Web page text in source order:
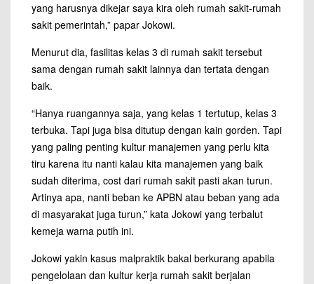
yang harusnya dikejar saya kira oleh rumah sakit-rumah
sakit pemerintah,” papar Jokowi.
Menurut dia, fasilitas kelas 3 di rumah sakit tersebut
sama dengan rumah sakit lainnya dan tertata dengan
baik.
“Hanya ruangannya saja, yang kelas 1 tertutup, kelas 3
terbuka. Tapi juga bisa ditutup dengan kain gorden. Tapi
yang paling penting kultur manajemen yang perlu kita
tiru karena itu nanti kalau kita manajemen yang baik
sudah diterima, cost dari rumah sakit pasti akan turun.
Artinya apa, nanti beban ke APBN atau beban yang ada
di masyarakat juga turun,” kata Jokowi yang terbalut
kemeja warna putih ini.
Jokowi yakin kasus malpraktik bakal berkurang apabila
pengelolaan dan kultur kerja rumah sakit berjalan